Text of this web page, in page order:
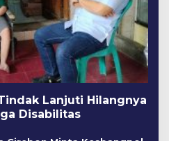
Lanjuti Hilangnya
Disabilitas